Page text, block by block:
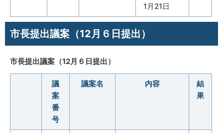
1月21日
市長提出議案（12月６日提出）
市長提出議案（12月６日提出）
議
案
番
号
議案名 内容
結
果